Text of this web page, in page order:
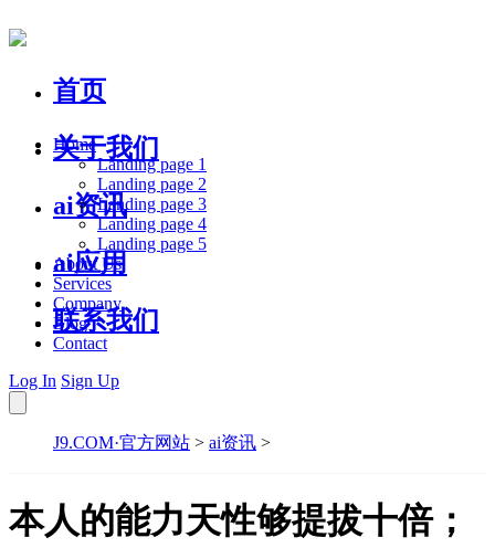
首页
关于我们
ai资讯
ai应用
联系我们
Home
Landing page 1
Landing page 2
Landing page 3
Landing page 4
Landing page 5
About Us
Services
Company
Blog
Contact
Log In Sign Up
J9.COM·官方网站 > ai资讯 >
本人的能力天性够提拔十倍；